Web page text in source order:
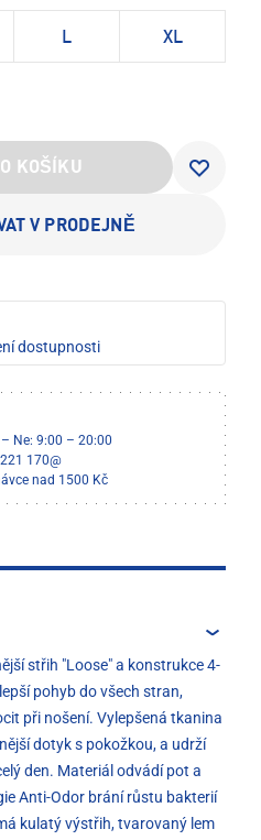
L XL
KOŠÍKU
V PRODEJNĚ
dostupnosti
Ne: 9:00 – 20:00
170@
nad 1500 Kč
střih "Loose" a konstrukce 4-
pohyb do všech stran,
při nošení. Vylepšená tkanina
dotyk s pokožkou, a udrží
den. Materiál odvádí pot a
Anti-Odor brání růstu bakterií
kulatý výstřih, tvarovaný lem